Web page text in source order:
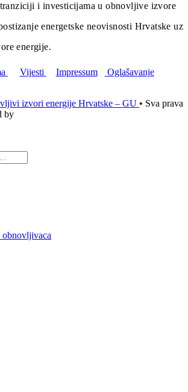
i investicijama u obnovljive izvore
energetske neovisnosti Hrvatske uz
energije.
Vijesti Impressum
Oglašavanje
izvori energije Hrvatske – GU • Sva prava
by
obnovljivaca